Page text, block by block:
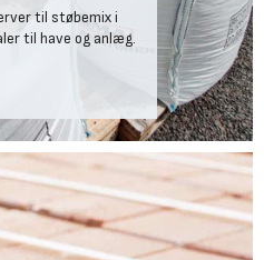
til støbemix i
til have og anlæg.